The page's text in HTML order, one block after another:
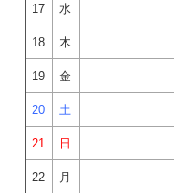
17 水
18 木
19 金
20 土
21 日
22 月